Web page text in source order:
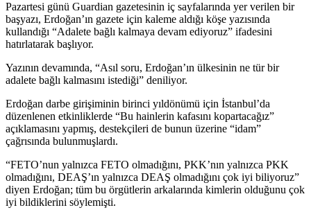
Pazartesi günü Guardian gazetesinin iç sayfalarında yer verilen bir
başyazı, Erdoğan’ın gazete için kaleme aldığı köşe yazısında
kullandığı “Adalete bağlı kalmaya devam ediyoruz” ifadesini
hatırlatarak başlıyor.
Yazının devamında, “Asıl soru, Erdoğan’ın ülkesinin ne tür bir
adalete bağlı kalmasını istediği” deniliyor.
Erdoğan darbe girişiminin birinci yıldönümü için İstanbul’da
düzenlenen etkinliklerde “Bu hainlerin kafasını kopartacağız”
açıklamasını yapmış, destekçileri de bunun üzerine “idam”
çağrısında bulunmuşlardı.
“FETO’nun yalnızca FETO olmadığını, PKK’nın yalnızca PKK
olmadığını, DEAŞ’ın yalnızca DEAŞ olmadığını çok iyi biliyoruz”
diyen Erdoğan; tüm bu örgütlerin arkalarında kimlerin olduğunu çok
iyi bildiklerini söylemişti.